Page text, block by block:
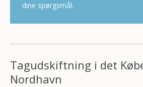
dine spørgsmål.
Tagudskiftning i det
Nordhavn​